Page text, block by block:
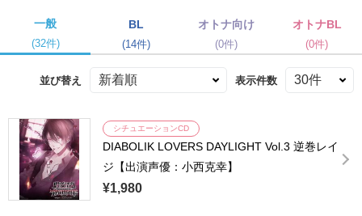
一般
(32件)
BL
(14件)
オトナ向け
(0件)
オトナBL
(0件)
並び替え 表示件数
シチュエーションCD
DIABOLIK LOVERS DAYLIGHT Vol.3 逆巻レイ
ジ【出演声優：小西克幸】
¥1,980